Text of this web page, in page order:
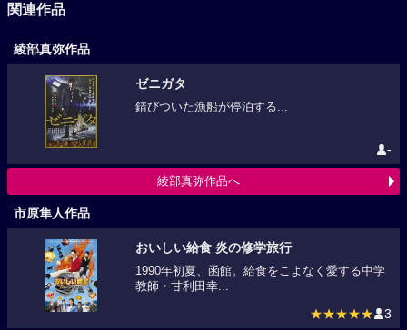
関連作品
綾部真弥作品
ゼニガタ
錆びついた漁船が停泊する...
-
綾部真弥作品へ
市原隼人作品
おいしい給食 炎の修学旅行
1990年初夏、函館。給食をこよなく愛する中学
教師・甘利田幸...
★★★★★ 3